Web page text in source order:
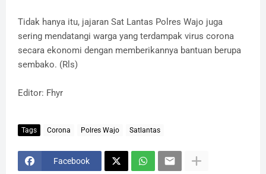
Tidak hanya itu, jajaran Sat Lantas Polres Wajo juga
sering mendatangi warga yang terdampak virus corona
secara ekonomi dengan memberikannya bantuan berupa
sembako. (Rls)
Editor: Fhyr
Tags Corona Polres Wajo Satlantas
Facebook